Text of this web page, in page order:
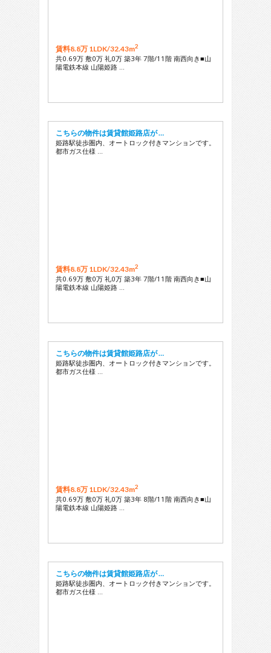
賃料8.8万 1LDK/32.43m2
共0.69万 敷0万 礼0万 築3年 7階/11階 南西向き■山
陽電鉄本線 山陽姫路 …
こちらの物件は賃貸館姫路店が …
姫路駅徒歩圏内、オートロック付きマンションです。
都市ガス仕様 …
賃料8.8万 1LDK/32.43m2
共0.69万 敷0万 礼0万 築3年 7階/11階 南西向き■山
陽電鉄本線 山陽姫路 …
こちらの物件は賃貸館姫路店が …
姫路駅徒歩圏内、オートロック付きマンションです。
都市ガス仕様 …
賃料8.8万 1LDK/32.43m2
共0.69万 敷0万 礼0万 築3年 8階/11階 南西向き■山
陽電鉄本線 山陽姫路 …
こちらの物件は賃貸館姫路店が …
姫路駅徒歩圏内、オートロック付きマンションです。
都市ガス仕様 …